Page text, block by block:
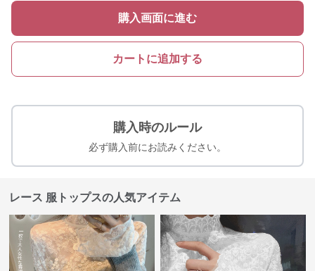
購入画面に進む
カートに追加する
購入時のルール
必ず購入前にお読みください。
レース 服トップスの人気アイテム